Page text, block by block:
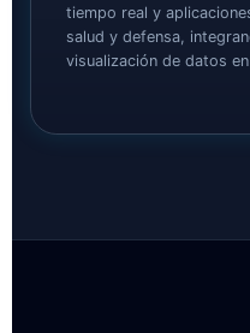
tiempo real y
salud y defensa,
visualización de datos